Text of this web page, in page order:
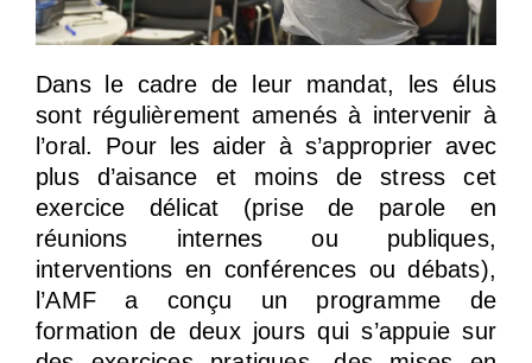
Dans le cadre de leur mandat, les élus
sont régulièrement amenés à intervenir à
l’oral. Pour les aider à s’approprier avec
plus d’aisance et moins de stress cet
exercice délicat (prise de parole en
réunions internes ou publiques,
interventions en conférences ou débats),
l’AMF a conçu un programme de
formation de deux jours qui s’appuie sur